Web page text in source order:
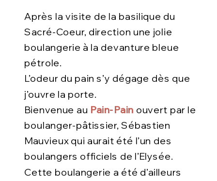
Après la visite de la basilique du
Sacré-Coeur, direction une jolie
boulangerie à la devanture bleue
pétrole.
L’odeur du pain s’y dégage dès que
j’ouvre la porte.
Bienvenue au Pain-Pain ouvert par le
boulanger-pâtissier, Sébastien
Mauvieux qui aurait été l’un des
boulangers officiels de l’Elysée.
Cette boulangerie a été d’ailleurs